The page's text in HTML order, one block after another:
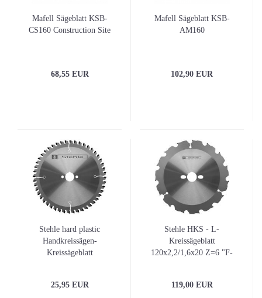
Mafell Sägeblatt KSB-
CS160 Construction Site
68,55 EUR
Mafell Sägeblatt KSB-
AM160
102,90 EUR
Stehle hard plastic
Handkreissägen-
Kreissägeblatt
25,95 EUR
Stehle HKS - L-
Kreissägeblatt
120x2,2/1,6x20 Z=6 "F-
119,00 EUR